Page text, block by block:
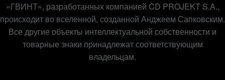
«ГВИНТ», разработанных компанией CD PROJEKT S.A.,
происходит во вселенной, созданной Анджеем Сапковским.
Все другие объекты интеллектуальной собственности и
товарные знаки принадлежат соответствующим
владельцам.